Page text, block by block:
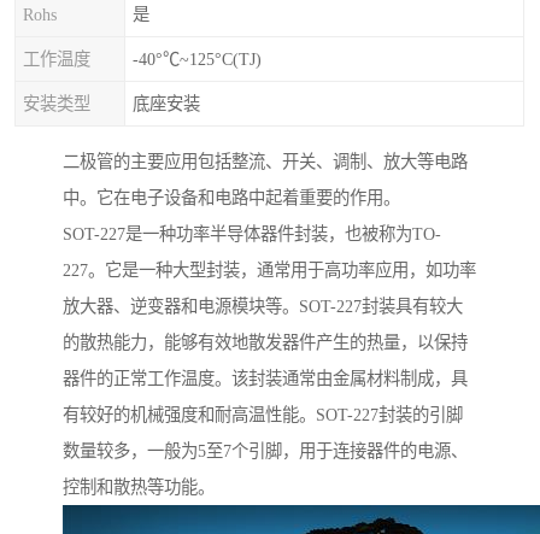
Rohs 是
工作温度 -40°℃~125°C(TJ)
安装类型 底座安装
二极管的主要应用包括整流、开关、调制、放大等电路
中。它在电子设备和电路中起着重要的作用。
SOT-227是一种功率半导体器件封装，也被称为TO-
227。它是一种大型封装，通常用于高功率应用，如功率
放大器、逆变器和电源模块等。SOT-227封装具有较大
的散热能力，能够有效地散发器件产生的热量，以保持
器件的正常工作温度。该封装通常由金属材料制成，具
有较好的机械强度和耐高温性能。SOT-227封装的引脚
数量较多，一般为5至7个引脚，用于连接器件的电源、
控制和散热等功能。